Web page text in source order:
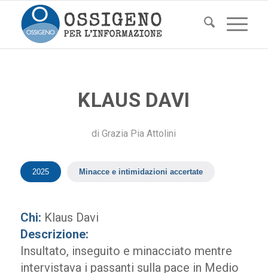
KLAUS DAVI
diGrazia Pia Attolini
2025 Minacce e intimidazioni accertate
Chi: Klaus Davi
Descrizione:
Insultato, inseguito e minacciato mentre
intervistava i passanti sulla pace in Medio